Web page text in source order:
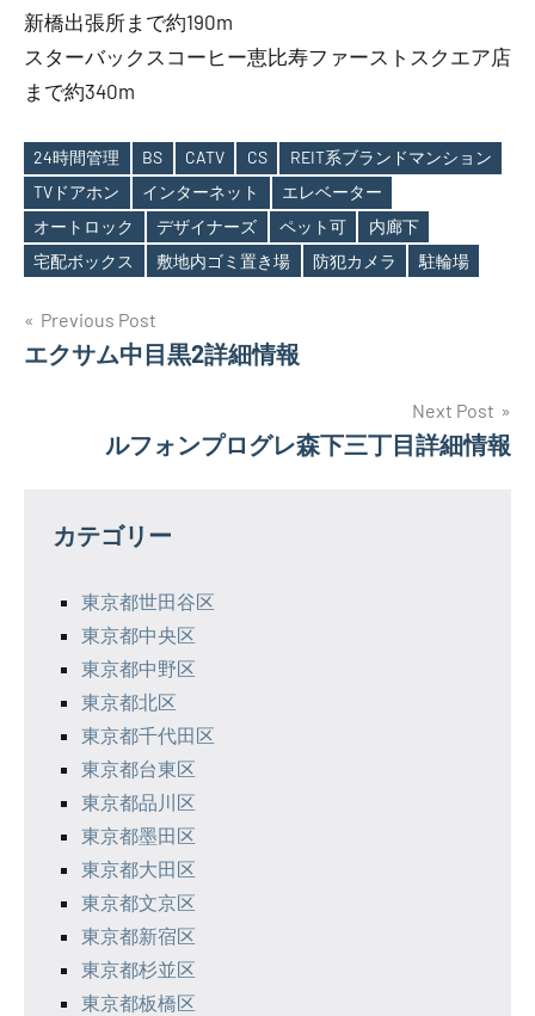
新橋出張所まで約190m
スターバックスコーヒー恵比寿ファーストスクエア店
まで約340m
Tags
24時間管理 BS CATV CS
REIT系ブランドマンション
TVドアホン
インターネット
エレベーター
オートロック
デザイナーズ ペット可
内廊下
宅配ボックス
敷地内ゴミ置き場 防犯カメラ 駐輪場
投
稿
ー
Previous Post
エクサム中目黒2詳細情報
Next Post
ルフォンプログレ森下三丁目詳細情報
カテゴリー
東京都世田谷区
東京都中央区
東京都中野区
東京都北区
東京都千代田区
東京都台東区
東京都品川区
東京都墨田区
東京都大田区
東京都文京区
東京都新宿区
東京都杉並区
東京都板橋区